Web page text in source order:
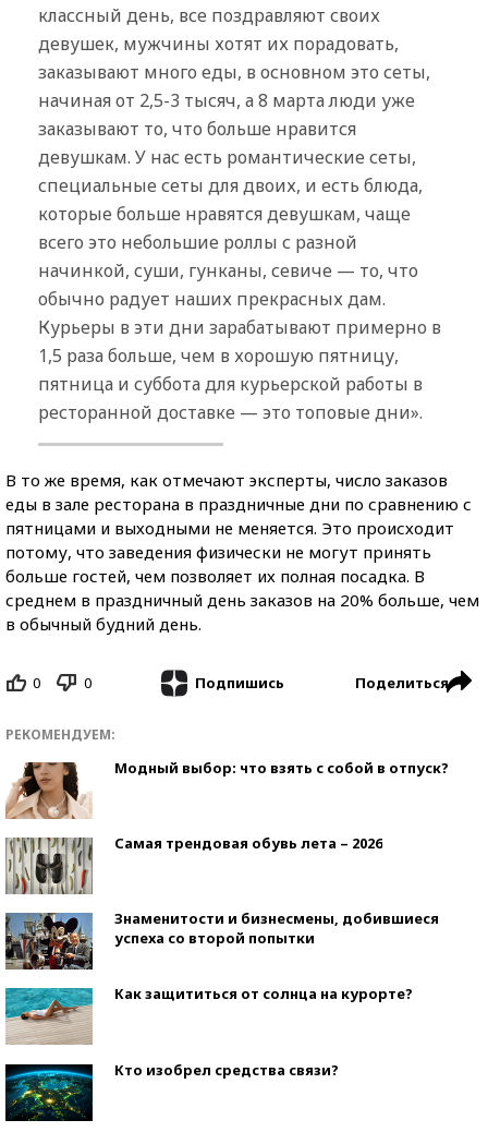
классный день, все поздравляют своих
девушек, мужчины хотят их порадовать,
заказывают много еды, в основном это сеты,
начиная от 2,5-3 тысяч, а 8 марта люди уже
заказывают то, что больше нравится
девушкам. У нас есть романтические сеты,
специальные сеты для двоих, и есть блюда,
которые больше нравятся девушкам, чаще
всего это небольшие роллы с разной
начинкой, суши, гунканы, севиче — то, что
обычно радует наших прекрасных дам.
Курьеры в эти дни зарабатывают примерно в
1,5 раза больше, чем в хорошую пятницу,
пятница и суббота для курьерской работы в
ресторанной доставке — это топовые дни».
В то же время, как отмечают эксперты, число заказов
еды в зале ресторана в праздничные дни по сравнению с
пятницами и выходными не меняется. Это происходит
потому, что заведения физически не могут принять
больше гостей, чем позволяет их полная посадка. В
среднем в праздничный день заказов на 20% больше, чем
в обычный будний день.
0 0 Подпишись Поделиться
РЕКОМЕНДУЕМ:
Модный выбор: что взять с собой в отпуск?
Самая трендовая обувь лета – 2026
Знаменитости и бизнесмены, добившиеся
успеха со второй попытки
Как защититься от солнца на курорте?
Кто изобрел средства связи?